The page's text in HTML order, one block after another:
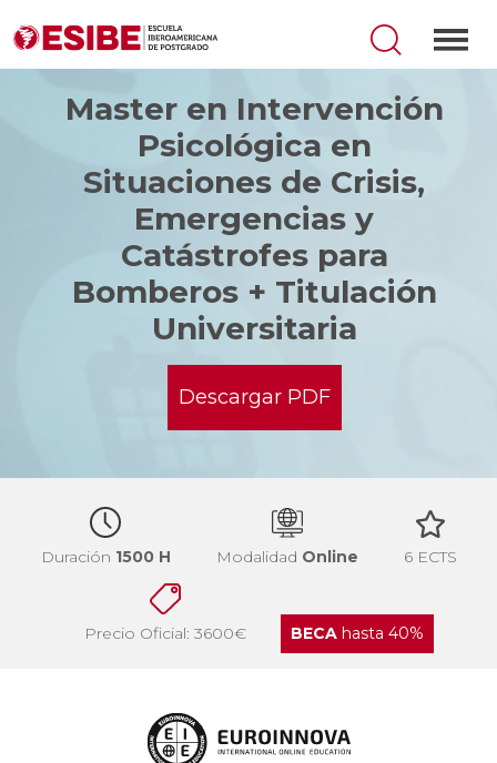
Master en Intervención
Psicológica en
Situaciones de Crisis,
Emergencias y
Catástrofes para
Bomberos + Titulación
Universitaria
Descargar PDF
Duración 1500 H Modalidad Online 6 ECTS
Precio Oficial: 3600€ BECAhasta 40%